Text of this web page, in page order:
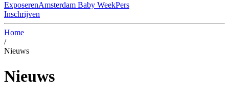
ExposerenAmsterdam Baby WeekPers
Inschrijven
Home
/
Nieuws
Nieuws